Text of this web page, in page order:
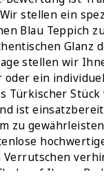
stellen ein
Blau Teppich
Glanz
stellen wir
oder ein
Türkischer Stück
ist
zu
Verrutschen
auf Ihrem